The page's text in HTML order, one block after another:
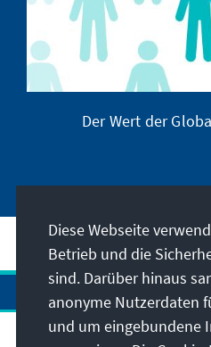
Der Wert der
Diese Webseite
Betrieb und die
sind. Darüber hinaus
anonyme Nutzerdaten
und um eingebundene